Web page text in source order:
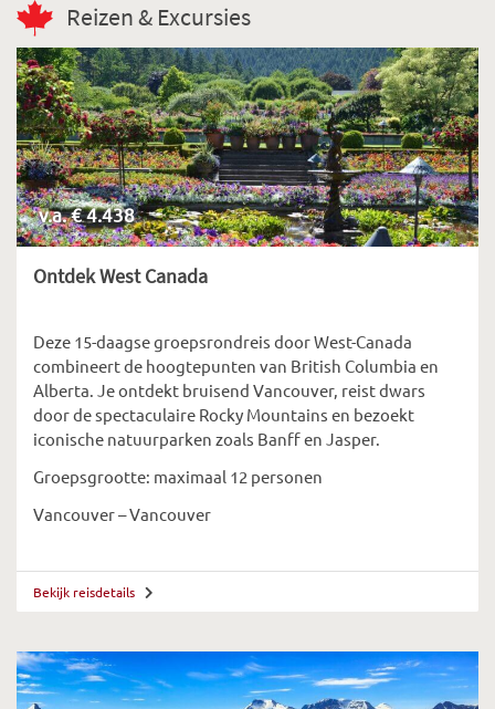
Reizen & Excursies
v.a. € 4.438
Ontdek West Canada
Deze 15-daagse groepsrondreis door West-Canada
combineert de hoogtepunten van British Columbia en
Alberta. Je ontdekt bruisend Vancouver, reist dwars
door de spectaculaire Rocky Mountains en bezoekt
iconische natuurparken zoals Banff en Jasper.
Groepsgrootte: maximaal 12 personen
Vancouver – Vancouver
Bekijk reisdetails